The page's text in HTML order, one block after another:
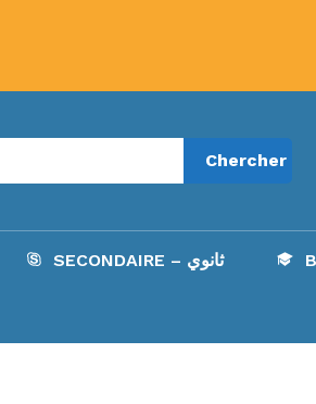
Chercher
SECONDAIRE – ثانوي